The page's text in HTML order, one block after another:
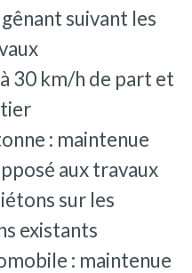
suivant les
30 km/h de part et
: maintenue
aux travaux
sur les
existants
: maintenue